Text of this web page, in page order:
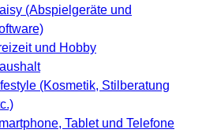
(Abspielgeräte und
und Hobby
(Kosmetik, Stilberatung
Tablet und Telefone